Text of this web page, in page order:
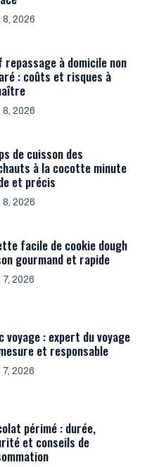
2026
repassage à domicile non
: coûts et risques à
2026
de cuisson des
à la cocotte minute
et précis
2026
facile de cookie dough
gourmand et rapide
2026
voyage : expert du voyage
et responsable
2026
périmé : durée,
et conseils de